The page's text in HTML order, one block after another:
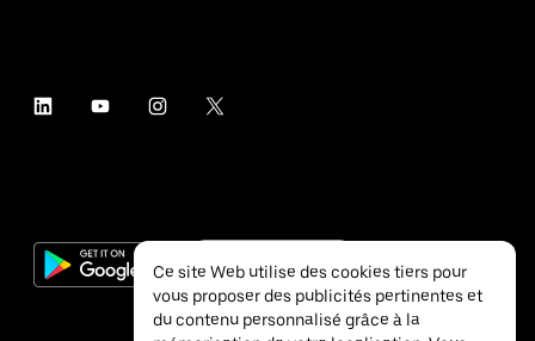
Ce site Web utilise des cookies tiers pour
vous proposer des publicités pertinentes et
du contenu personnalisé grâce à la